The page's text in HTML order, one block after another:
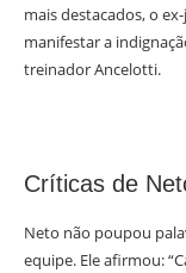
mais destacados, o
manifestar a
treinador Ancelotti.
Críticas de
Neto não poupou
equipe. Ele afirmou: